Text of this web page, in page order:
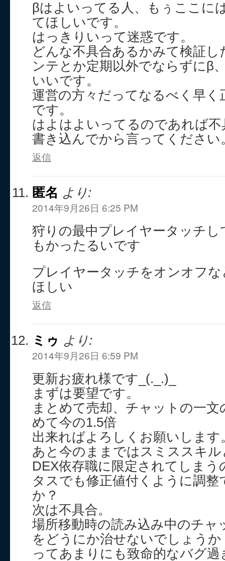
βはよいってる人、もぅここに
てほしいです。
はっきりいって迷惑です。
どんな不具合あるかみて検証
ンテとか定期以外でならずにβ
いいです。
運営の方々だってなるべく早く
です。
はよはよいってるのであれば
書き込んでから言ってください
返信
匿名 より:
2014年9月26日 6:25 PM
狩りの最中プレイヤータッチ
もかったるいです
プレイヤータッチをオンオフ
ほしい
返信
ミゥ より:
2014年9月26日 6:59 PM
更新お疲れ様です_(._.)_
まずは要望です。
まとめて売却、チャットの一文
めて今の1.5倍
出来ればよろしくお願いします
あと今のままではスミススキ
DEX依存職に限定されてしま
タスでも修正値付くように調
か？
次は不具合。
場所移動時の読み込み中のチャ
をどうにか治せないでしょう
ってあまりにも致命的なバグ過